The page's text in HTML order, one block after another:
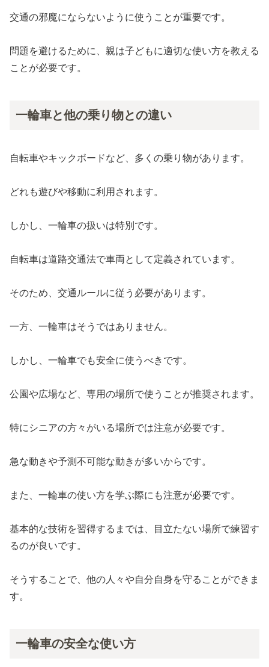
交通の邪魔にならないように使うことが重要です。
問題を避けるために、親は子どもに適切な使い方を教える
ことが必要です。
一輪車と他の乗り物との違い
自転車やキックボードなど、多くの乗り物があります。
どれも遊びや移動に利用されます。
しかし、一輪車の扱いは特別です。
自転車は道路交通法で車両として定義されています。
そのため、交通ルールに従う必要があります。
一方、一輪車はそうではありません。
しかし、一輪車でも安全に使うべきです。
公園や広場など、専用の場所で使うことが推奨されます。
特にシニアの方々がいる場所では注意が必要です。
急な動きや予測不可能な動きが多いからです。
また、一輪車の使い方を学ぶ際にも注意が必要です。
基本的な技術を習得するまでは、目立たない場所で練習す
るのが良いです。
そうすることで、他の人々や自分自身を守ることができま
す。
一輪車の安全な使い方